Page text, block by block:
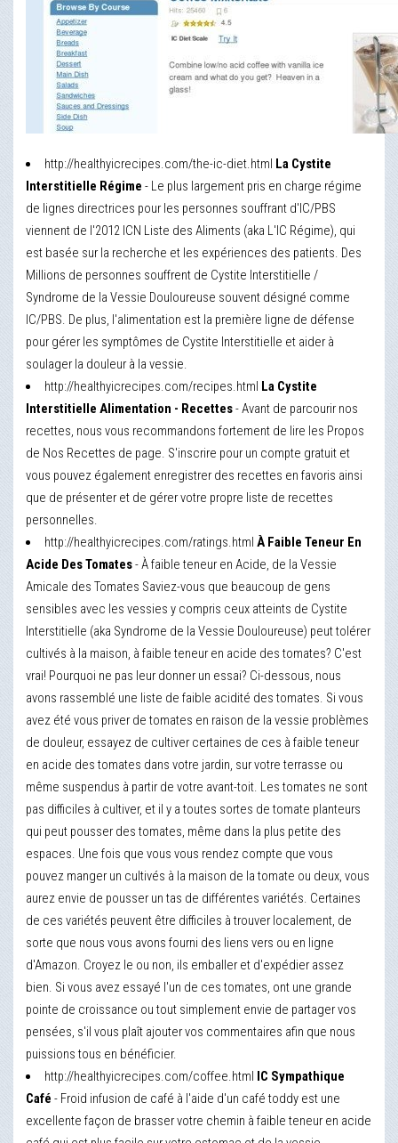
http://healthyicrecipes.com/the-ic-diet.html La Cystite
Interstitielle Régime - Le plus largement pris en charge régime
de lignes directrices pour les personnes souffrant d'IC/PBS
viennent de l'2012 ICN Liste des Aliments (aka L'IC Régime), qui
est basée sur la recherche et les expériences des patients. Des
Millions de personnes souffrent de Cystite Interstitielle /
Syndrome de la Vessie Douloureuse souvent désigné comme
IC/PBS. De plus, l'alimentation est la première ligne de défense
pour gérer les symptômes de Cystite Interstitielle et aider à
soulager la douleur à la vessie.
http://healthyicrecipes.com/recipes.html La Cystite
Interstitielle Alimentation - Recettes- Avant de parcourir nos
recettes, nous vous recommandons fortement de lire les Propos
de Nos Recettes de page. S'inscrire pour un compte gratuit et
vous pouvez également enregistrer des recettes en favoris ainsi
que de présenter et de gérer votre propre liste de recettes
personnelles.
http://healthyicrecipes.com/ratings.html À Faible Teneur En
Acide Des Tomates- À faible teneur en Acide, de la Vessie
Amicale des Tomates Saviez-vous que beaucoup de gens
sensibles avec les vessies y compris ceux atteints de Cystite
Interstitielle (aka Syndrome de la Vessie Douloureuse) peut tolérer
cultivés à la maison, à faible teneur en acide des tomates? C'est
vrai! Pourquoi ne pas leur donner un essai? Ci-dessous, nous
avons rassemblé une liste de faible acidité des tomates. Si vous
avez été vous priver de tomates en raison de la vessie problèmes
de douleur, essayez de cultiver certaines de ces à faible teneur
en acide des tomates dans votre jardin, sur votre terrasse ou
même suspendus à partir de votre avant-toit. Les tomates ne sont
pas difficiles à cultiver, et il y a toutes sortes de tomate planteurs
qui peut pousser des tomates, même dans la plus petite des
espaces. Une fois que vous vous rendez compte que vous
pouvez manger un cultivés à la maison de la tomate ou deux, vous
aurez envie de pousser un tas de différentes variétés. Certaines
de ces variétés peuvent être difficiles à trouver localement, de
sorte que nous vous avons fourni des liens vers ou en ligne
d'Amazon. Croyez le ou non, ils emballer et d'expédier assez
bien. Si vous avez essayé l'un de ces tomates, ont une grande
pointe de croissance ou tout simplement envie de partager vos
pensées, s'il vous plaît ajouter vos commentaires afin que nous
puissions tous en bénéficier.
http://healthyicrecipes.com/coffee.html IC Sympathique
Café - Froid infusion de café à l'aide d'un café toddy est une
excellente façon de brasser votre chemin à faible teneur en acide